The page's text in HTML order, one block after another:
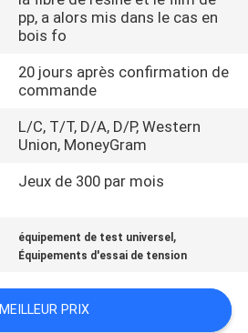
pp, a alors mis dans le cas en
bois fo
20 jours après confirmation de
commande
L/C, T/T, D/A, D/P, Western
Union, MoneyGram
Jeux de 300 par mois
équipement de test universel ,
Équipements d'essai de tension
MEILLEUR PRIX